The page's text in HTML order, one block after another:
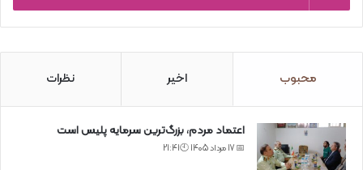
محبوب اخیر نظرات
اعتماد مردم، بزرگ‌ترین سرمایه پلیس است
📅 17 مرداد 1405 🕙21:41